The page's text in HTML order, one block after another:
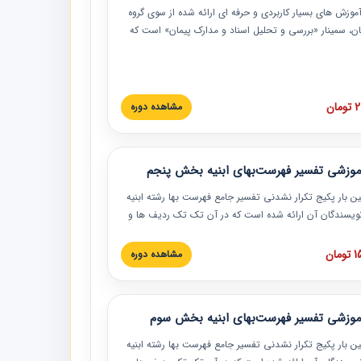
های بسیار کاربردی و حرفه‏ ای ارائه شده از سوی گروه
سمینار «بررسی و تحلیل اسناد و مدارک پیمان» است که
این خصوص ارائه شده است.
مشاهده دوره
تفسیر فهرست‌بهای ابنیه بخش پنجم
بار پکیج تکرار نشدنی تفسیر جامع فهرست بها رشته ابنیه
نویسندگان آن ارائه شده است که در آن تک تک ردیف ها و
و به همراه تصاویر عملیات اجرایی مرتبط با ردیف های
بها ارائه شده است. این دوره با کلام مهندس
مدیر پروژه مهندسی مشاور در امر بازنگری فهرست
حال فعالیت هستند حتما توصیه می کنیم از مطالب این
نمایند.
مشاهده دوره
تفسیر فهرست‌بهای ابنیه بخش سوم
بار پکیج تکرار نشدنی تفسیر جامع فهرست بها رشته ابنیه